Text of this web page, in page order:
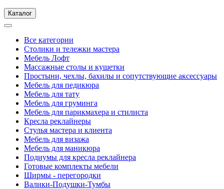
Каталог
Все категории
Столики и тележки мастера
Мебель Лофт
Массажные столы и кушетки
Простыни, чехлы, бахилы и сопутствующие аксессуары
Мебель для педикюра
Мебель для тату
Мебель для груминга
Мебель для парикмахера и стилиста
Кресла реклайнеры
Стулья мастера и клиента
Мебель для визажа
Мебель для маникюра
Подиумы для кресла реклайнера
Готовые комплекты мебели
Ширмы - перегородки
Валики-Подушки-Тумбы